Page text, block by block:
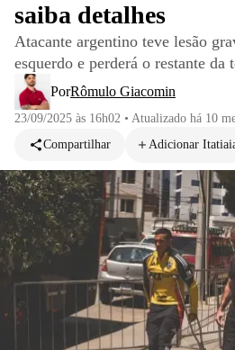
saiba detalhes
Atacante argentino teve lesão
esquerdo e perderá o restante da
PorRômulo Giacomin
23/09/2025 às 16h02 • Atualizado há 10
Compartilhar
Adicionar